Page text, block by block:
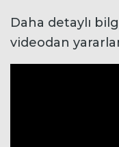
Daha detaylı
videodan